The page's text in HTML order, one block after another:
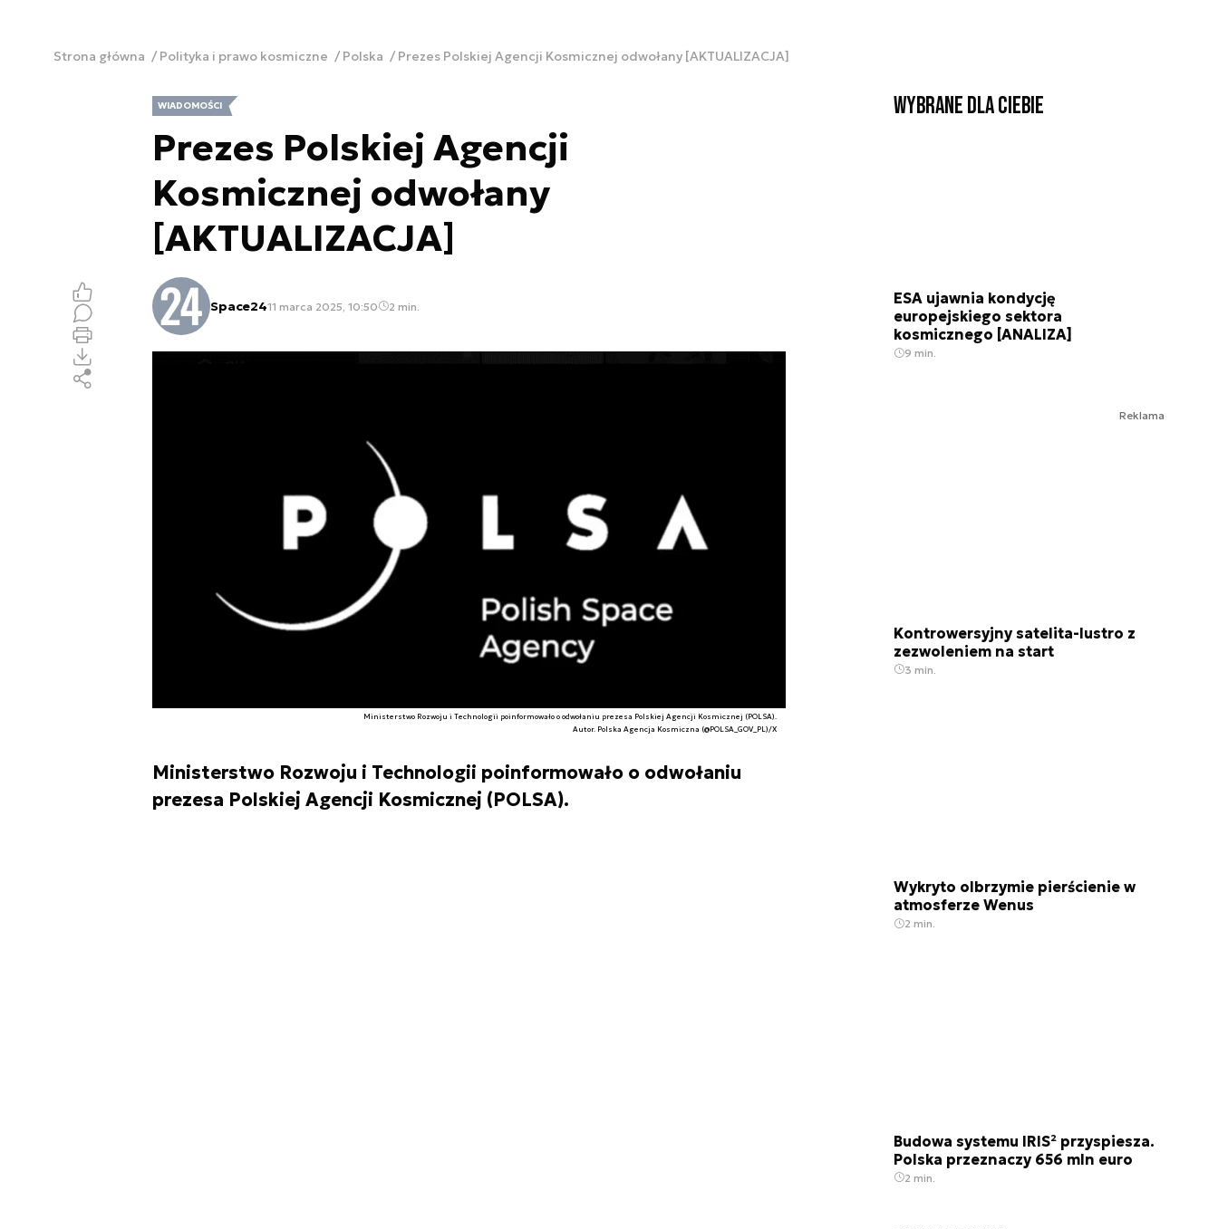
Strona główna Polityka i prawo kosmiczne Polska Prezes Polskiej Agencji Kosmicznej odwołany [AKTUALIZACJA]
WIADOMOŚCI
Prezes Polskiej Agencji
Kosmicznej odwołany
[AKTUALIZACJA]
Space2411 marca 2025, 10:50 2 min.
Ministerstwo Rozwoju i Technologii poinformowało o odwołaniu prezesa Polskiej Agencji Kosmicznej (POLSA).
Autor. Polska Agencja Kosmiczna (@POLSA_GOV_PL)/X
Ministerstwo Rozwoju i Technologii poinformowało o odwołaniu
prezesa Polskiej Agencji Kosmicznej (POLSA).
Wybrane dla Ciebie
ESA ujawnia kondycję
europejskiego sektora
kosmicznego [ANALIZA]
9 min.
Reklama
Kontrowersyjny satelita-lustro z
zezwoleniem na start
3 min.
Wykryto olbrzymie pierścienie w
atmosferze Wenus
2 min.
Budowa systemu IRIS² przyspiesza.
Polska przeznaczy 656 mln euro
2 min.